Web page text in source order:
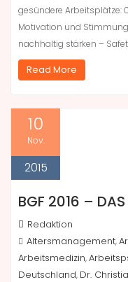
gesündere Arbeitsplätze:
Motivation und
nachhaltig stärken –
Read More
10
Nov.
2015
BGF 2016 – DAS
Redaktion
Altersmanagement,
Arbeitsmedizin,
Deutschland, Dr.